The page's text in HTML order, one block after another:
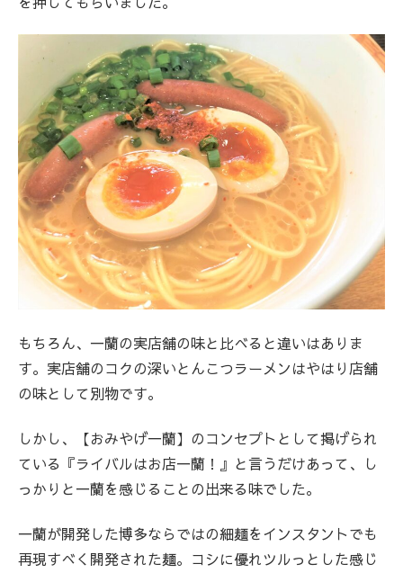
もちろん、一蘭の実店舗の味と比べると違いはありま
す。実店舗のコクの深いとんこつラーメンはやはり店舗
の味として別物です。
しかし、【おみやげ一蘭】のコンセプトとして掲げられ
ている『ライバルはお店一蘭！』と言うだけあって、し
っかりと一蘭を感じることの出来る味でした。
一蘭が開発した博多ならではの細麺をインスタントでも
再現すべく開発された麺。コシに優れツルっとした感じ